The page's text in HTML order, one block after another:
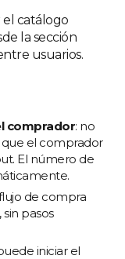
catálogo
la sección
usuarios.
comprador: no
el comprador
El número de
de compra
pasos
iniciar el